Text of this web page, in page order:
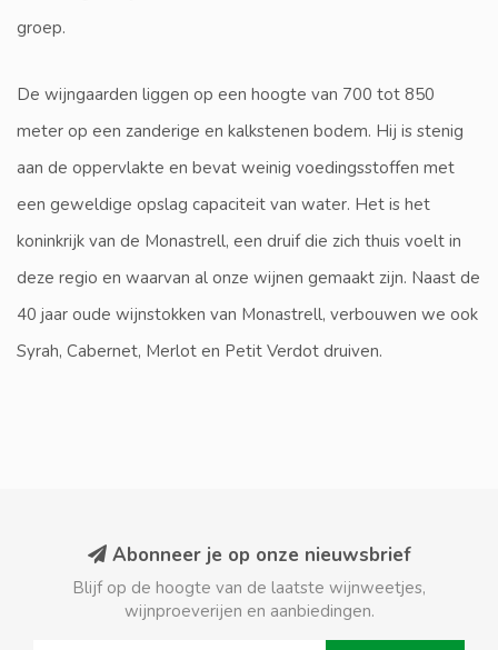
groep.
De wijngaarden liggen op een hoogte van 700 tot 850
meter op een zanderige en kalkstenen bodem. Hij is stenig
aan de oppervlakte en bevat weinig voedingsstoffen met
een geweldige opslag capaciteit van water. Het is het
koninkrijk van de Monastrell, een druif die zich thuis voelt in
deze regio en waarvan al onze wijnen gemaakt zijn. Naast de
40 jaar oude wijnstokken van Monastrell, verbouwen we ook
Syrah, Cabernet, Merlot en Petit Verdot druiven.
Abonneer je op onze nieuwsbrief
Blijf op de hoogte van de laatste wijnweetjes,
wijnproeverijen en aanbiedingen.